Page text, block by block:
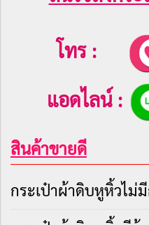
โทร :
แอดไลน์ :
สินค้าขายดี
กระเป๋าผ้าดิบหูหิ้วไม่